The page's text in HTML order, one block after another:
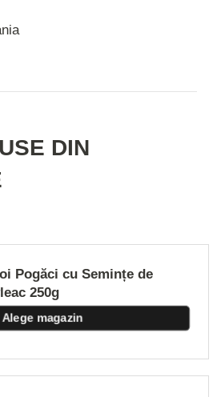
DIN
Pogăci cu Semințe de
250g
Alege magazin